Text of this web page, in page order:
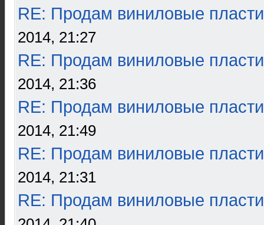
RE: Продам виниловые
2014, 21:27
RE: Продам виниловые
2014, 21:36
RE: Продам виниловые
2014, 21:49
RE: Продам виниловые
2014, 21:31
RE: Продам виниловые